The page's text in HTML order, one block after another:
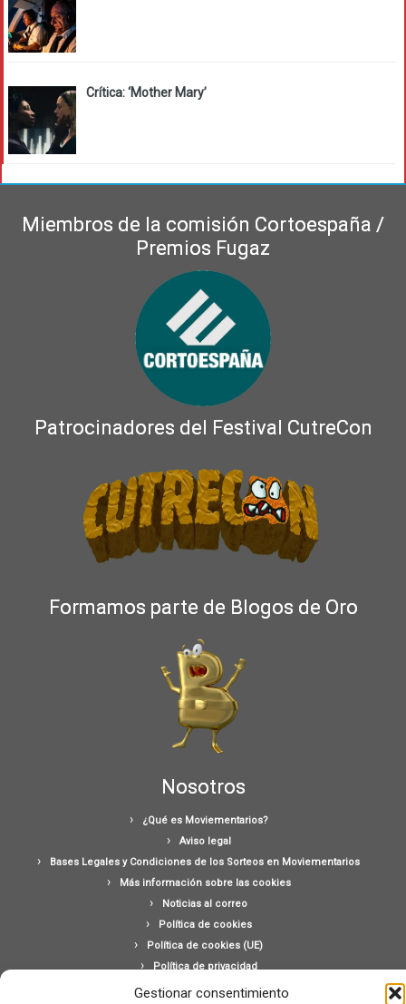
Gestionar consentimiento
Crítica: ‘Mother Mary’
Miembros de la comisión Cortoespaña /
Premios Fugaz
Patrocinadores del Festival CutreCon
Formamos parte de Blogos de Oro
Nosotros
¿Qué es Moviementarios?
Aviso legal
Bases Legales y Condiciones de los Sorteos en Moviementarios
Más información sobre las cookies
Noticias al correo
Política de cookies
Política de cookies (UE)
Política de privacidad
Ponte en contacto con nosotros